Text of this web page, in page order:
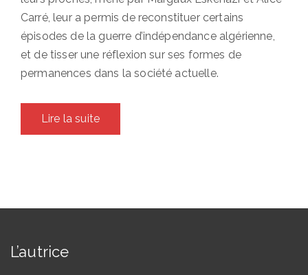
Carré, leur a permis de reconstituer certains
épisodes de la guerre d’indépendance algérienne,
et de tisser une réflexion sur ses formes de
permanences dans la société actuelle.
Lire la suite
L’autrice